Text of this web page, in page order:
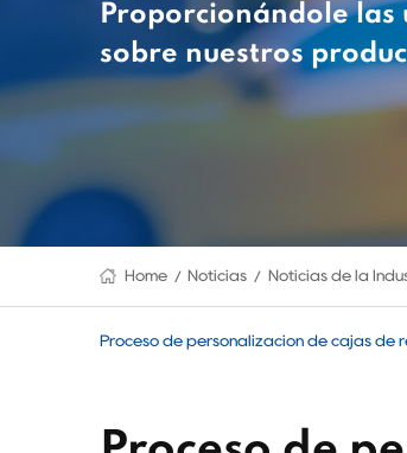
Proporcionándole
sobre nuestros
Home Noticias Noticias de la
Proceso de personalización de cajas de